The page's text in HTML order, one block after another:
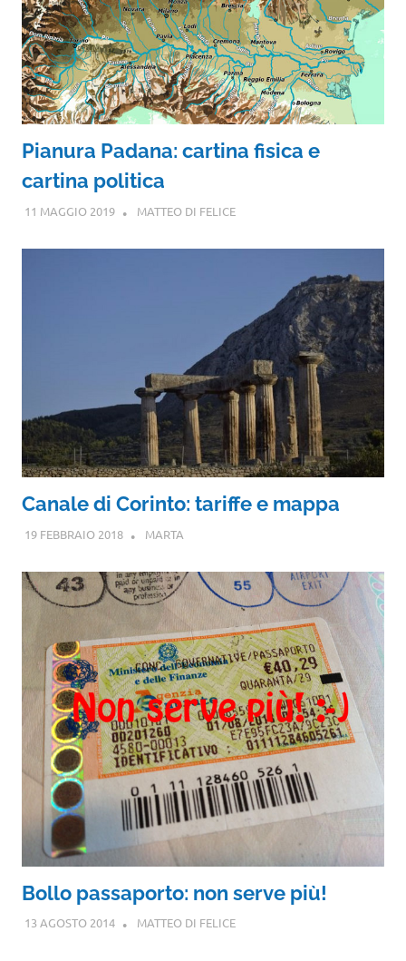
Pianura Padana: cartina fisica e
cartina politica
11 MAGGIO 2019 MATTEO DI FELICE
Canale di Corinto: tariffe e mappa
19 FEBBRAIO 2018 MARTA
Bollo passaporto: non serve più!
13 AGOSTO 2014 MATTEO DI FELICE